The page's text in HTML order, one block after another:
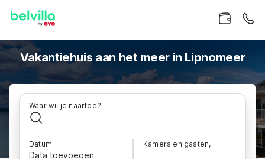
Vakantiehuis aan het meer in Lipnomeer
Waar wil je naartoe?
Datum
Data toevoegen
Kamers en gasten,